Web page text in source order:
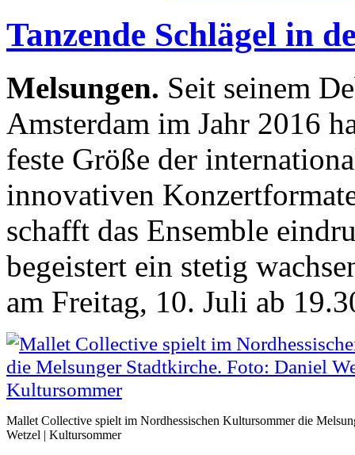
Tanzende Schlägel in
Melsungen. Seit seinem
Amsterdam im Jahr 2016
feste Größe der
innovativen
schafft das Ensemble
begeistert ein stetig
am Freitag, 10. Juli ab
Mallet Collective spielt im Nordhessischen Kultursommer die
Wetzel | Kultursommer